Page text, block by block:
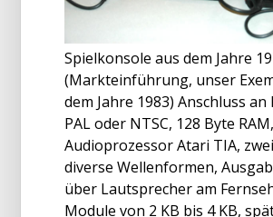
Spielkonsole aus dem Jahre
(Markteinführung, unser
dem Jahre 1983) Anschluss
PAL oder NTSC, 128 Byte RAM,
Audioprozessor Atari TIA,
diverse Wellenformen,
über Lautsprecher am
Module von 2 KB bis 4 KB,